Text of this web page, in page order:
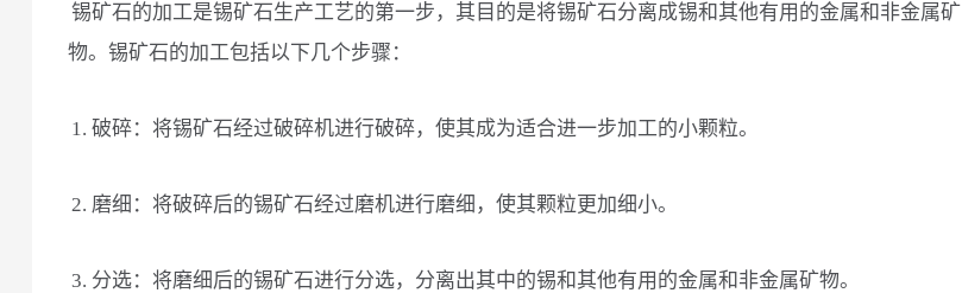
锡矿石的加工是锡矿石生产工艺的第一步，其目的是将锡矿石分离成锡和其他有用的金属和非金属矿
物。锡矿石的加工包括以下几个步骤：
1. 破碎：将锡矿石经过破碎机进行破碎，使其成为适合进一步加工的小颗粒。
2. 磨细：将破碎后的锡矿石经过磨机进行磨细，使其颗粒更加细小。
3. 分选：将磨细后的锡矿石进行分选，分离出其中的锡和其他有用的金属和非金属矿物。